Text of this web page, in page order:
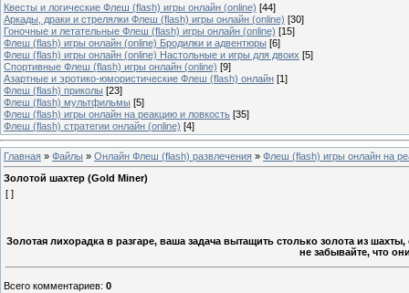
Квесты и логические Флеш (flash) игры онлайн (online) [44]
Аркады, драки и стрелялки Флеш (flash) игры онлайн (online) [30]
Гоночные и летательные Флеш (flash) игры онлайн (online) [15]
Флеш (flash) игры онлайн (online) Бродилки и адвентюры [6]
Флеш (flash) игры онлайн (online) Настольные и игры для двоих [5]
Спортивные Флеш (flash) игры онлайн (online) [9]
Азартные и эротико-юмористические Флеш (flash) онлайн [1]
Флеш (flash) приколы [23]
Флеш (flash) мультфильмы [5]
Флеш (flash) игры онлайн на реакцию и ловкость [35]
Флеш (flash) стратегии онлайн (online) [4]
Главная » Файлы » Онлайн Флеш (flash) развлечения » Флеш (flash) игры онлайн на
Золотой шахтер (Gold Miner)
[ ]
Золотая лихорадка в разгаре, ваша задача вытащить столько золота из
не забывайте, что
Всего комментариев: 0